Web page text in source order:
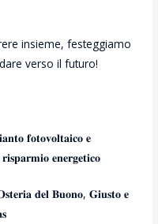
insieme, festeggiamo
verso il futuro!
𝐟𝐨𝐭𝐨𝐯𝐨𝐥𝐭𝐚𝐢𝐜𝐨 𝐞
𝐞𝐧𝐞𝐫𝐠𝐞𝐭𝐢𝐜𝐨
𝐝𝐞𝐥 𝐁𝐮𝐨𝐧𝐨, 𝐆𝐢𝐮𝐬𝐭𝐨 𝐞